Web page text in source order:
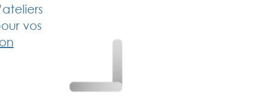
vos